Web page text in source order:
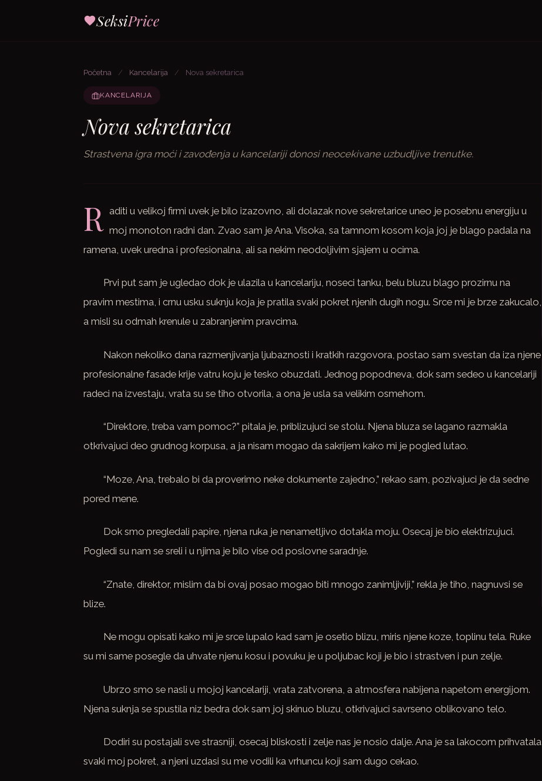
SeksiPrice
Početna / Kancelarija / Nova sekretarica
KANCELARIJA
Nova sekretarica
Strastvena igra moći i zavođenja u kancelariji donosi neocekivane uzbudljive trenutke.
R aditi u velikoj firmi uvek je bilo izazovno, ali dolazak nove sekretarice uneo je posebnu energiju u
moj monoton radni dan. Zvao sam je Ana. Visoka, sa tamnom kosom koja joj je blago padala na
ramena, uvek uredna i profesionalna, ali sa nekim neodoljivim sjajem u ocima.
Prvi put sam je ugledao dok je ulazila u kancelariju, noseci tanku, belu bluzu blago prozirnu na
pravim mestima, i crnu usku suknju koja je pratila svaki pokret njenih dugih nogu. Srce mi je brze zakucalo,
a misli su odmah krenule u zabranjenim pravcima.
Nakon nekoliko dana razmenjivanja ljubaznosti i kratkih razgovora, postao sam svestan da iza njene
profesionalne fasade krije vatru koju je tesko obuzdati. Jednog popodneva, dok sam sedeo u kancelariji
radeci na izvestaju, vrata su se tiho otvorila, a ona je usla sa velikim osmehom.
“Direktore, treba vam pomoc?” pitala je, priblizujuci se stolu. Njena bluza se lagano razmakla
otkrivajuci deo grudnog korpusa, a ja nisam mogao da sakrijem kako mi je pogled lutao.
“Moze, Ana, trebalo bi da proverimo neke dokumente zajedno,” rekao sam, pozivajuci je da sedne
pored mene.
Dok smo pregledali papire, njena ruka je nenametljivo dotakla moju. Osecaj je bio elektrizujuci.
Pogledi su nam se sreli i u njima je bilo vise od poslovne saradnje.
“Znate, direktor, mislim da bi ovaj posao mogao biti mnogo zanimljiviji,” rekla je tiho, nagnuvsi se
blize.
Ne mogu opisati kako mi je srce lupalo kad sam je osetio blizu, miris njene koze, toplinu tela. Ruke
su mi same posegle da uhvate njenu kosu i povuku je u poljubac koji je bio i strastven i pun zelje.
Ubrzo smo se nasli u mojoj kancelariji, vrata zatvorena, a atmosfera nabijena napetom energijom.
Njena suknja se spustila niz bedra dok sam joj skinuo bluzu, otkrivajuci savrseno oblikovano telo.
Dodiri su postajali sve strasniji, osecaj bliskosti i zelje nas je nosio dalje. Ana je sa lakocom prihvatala
svaki moj pokret, a njeni uzdasi su me vodili ka vrhuncu koji sam dugo cekao.